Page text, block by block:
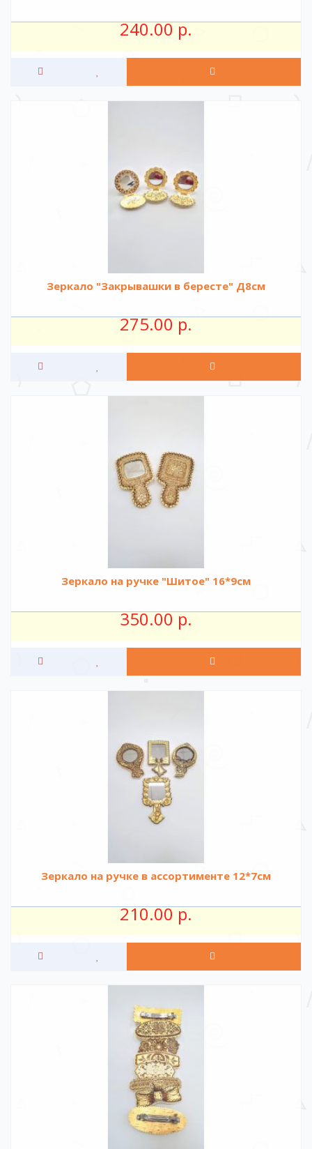
240.00 р.
Зеркало "Закрывашки в бересте" Д8см
275.00 р.
Зеркало на ручке "Шитое" 16*9см
350.00 р.
Зеркало на ручке в ассортименте 12*7см
210.00 р.